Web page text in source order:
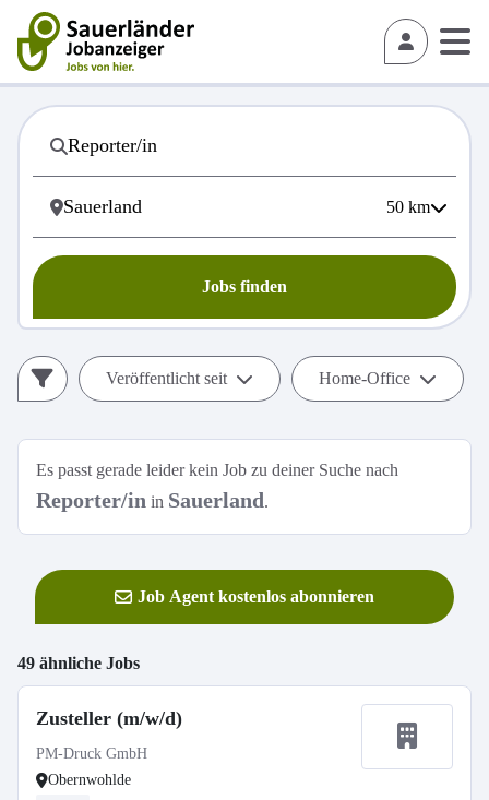
50 km
Jobs finden
Veröffentlicht seit Home-Office
Es passt gerade leider kein Job zu deiner Suche nach
Reporter/in in Sauerland.
Job Agent kostenlos abonnieren
49 ähnliche Jobs
Zusteller (m/w/d)
PM-Druck GmbH
Obernwohlde